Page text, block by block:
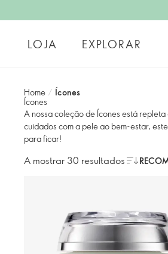
LOJA EXPLORAR
Home / Ícones
Ícones
A nossa coleção de Ícones está
cuidados com a pele ao bem-estar,
para ficar!
A mostrar 30 resultados